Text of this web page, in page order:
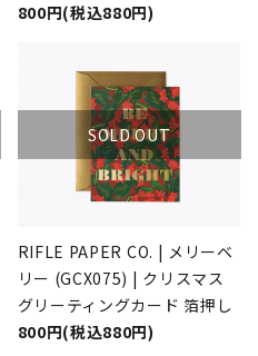
800円(税込880円)
SOLD OUT
RIFLE PAPER CO. | メリーベ
リー (GCX075) | クリスマス
グリーティングカード 箔押し
800円(税込880円)